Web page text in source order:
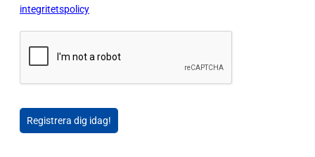
integritetspolicy
Registrera dig idag!